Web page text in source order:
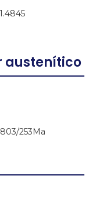
austenítico
253Ma